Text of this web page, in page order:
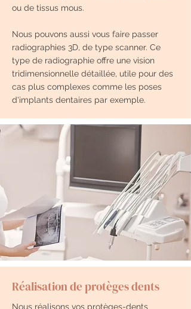
ou de tissus mous.
Nous pouvons aussi vous faire passer
radiographies 3D, de type scanner. Ce
type de radiographie offre une vision
tridimensionnelle détaillée, utile pour des
cas plus complexes comme les poses
d'implants dentaires par exemple.
Réalisation de protèges dents
Nous réalisons vos protèges-dents